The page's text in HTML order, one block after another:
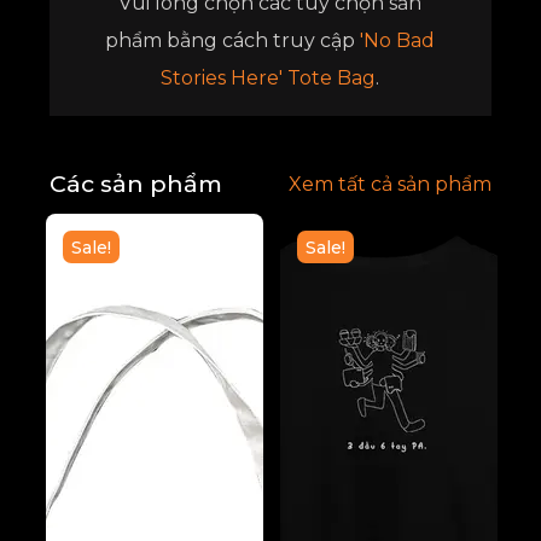
phẩm bằng cách truy cập'No Bad
Stories Here' Tote Bag.
Các sản phẩm Xem tất cả sản phẩm
Sale! Sale!